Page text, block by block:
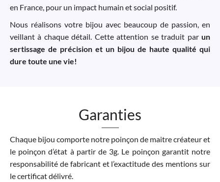
en France, pour un impact humain et social positif.
Nous réalisons votre bijou avec beaucoup de passion, en
veillant à chaque détail. Cette attention se traduit par un
sertissage de précision et un bijou de haute qualité qui
dure toute une vie!
Garanties
Chaque bijou comporte notre poinçon de maitre créateur et
le poinçon d’état à partir de 3g. Le poinçon garantit notre
responsabilité de fabricant et l’exactitude des mentions sur
le certificat délivré.